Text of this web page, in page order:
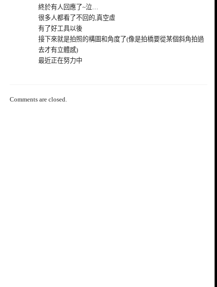
終於有人回應了~泣…
很多人都看了不回的,真空虛
有了好工具以後
接下來就是拍照的構圖和角度了(像是拍橋要從某個斜角拍過
去才有立體感)
最近正在努力中
Comments are closed.